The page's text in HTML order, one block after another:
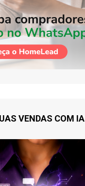
VENDAS COM IA